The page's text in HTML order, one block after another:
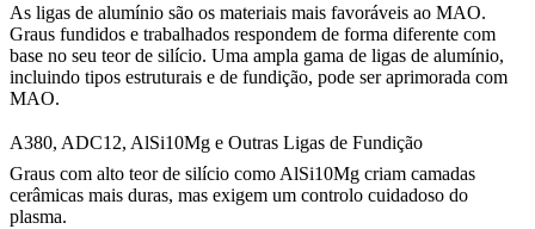
As ligas de alumínio são os materiais mais favoráveis ao MAO.
Graus fundidos e trabalhados respondem de forma diferente com
base no seu teor de silício. Uma ampla gama de ligas de alumínio,
incluindo tipos estruturais e de fundição, pode ser aprimorada com
MAO.
A380, ADC12, AlSi10Mg e Outras Ligas de Fundição
Graus com alto teor de silício como AlSi10Mg criam camadas
cerâmicas mais duras, mas exigem um controlo cuidadoso do
plasma.